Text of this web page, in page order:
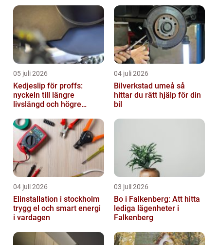
05 juli 2026
Kedjeslip för proffs:
nyckeln till längre
livslängd och högre
04 juli 2026
Bilverkstad umeå så
hittar du rätt hjälp för din
bil
04 juli 2026
Elinstallation i stockholm
trygg el och smart energi
i vardagen
03 juli 2026
Bo i Falkenberg: Att hitta
lediga lägenheter i
Falkenberg